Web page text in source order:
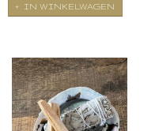
IN WINKELWAGEN